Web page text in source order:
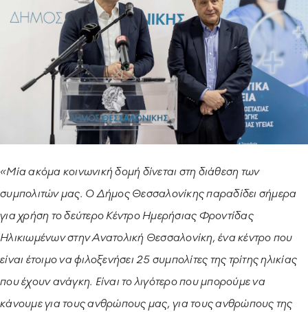
«Μία ακόμα κοινωνική δομή δίνεται στη διάθεση των
συμπολιτών μας. Ο Δήμος Θεσσαλονίκης παραδίδει σήμερα
για χρήση το δεύτερο Κέντρο Ημερήσιας Φροντίδας
Ηλικιωμένων στην Ανατολική Θεσσαλονίκη, ένα κέντρο που
είναι έτοιμο να φιλοξενήσει 25 συμπολίτες της τρίτης ηλικίας
που έχουν ανάγκη. Είναι το λιγότερο που μπορούμε να
κάνουμε για τους ανθρώπους μας, για τους ανθρώπους της